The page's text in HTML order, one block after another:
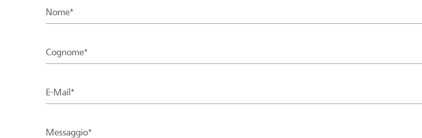
Nome*
Cognome*
E-Mail*
Messaggio*